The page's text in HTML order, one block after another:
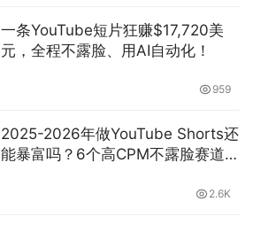
一条YouTube短片狂赚$17,720美
元，全程不露脸、用AI自动化！
959
2025-2026年做YouTube Shorts还
能暴富吗？6个高CPM不露脸赛道玩
2.6K